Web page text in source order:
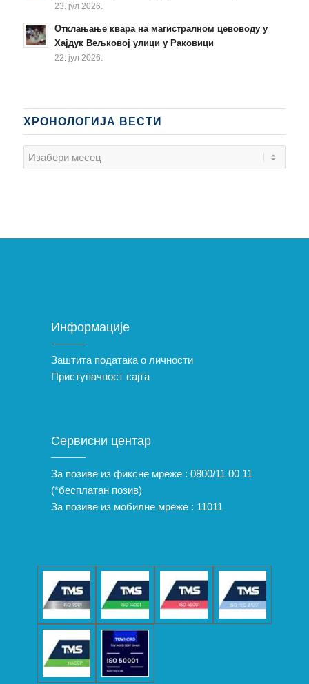
23. јул 2026.
Отклањање квара на магистралном цевоводу у
Хајдук Вељковој улици у Раковици
22. јул 2026.
ХРОНОЛОГИЈА ВЕСТИ
Информације
Заштита података о личности
Приступачност сајта
Сервисни центар
За позиве из фиксне мреже : 0800/11 00 11
(*бесплатан позив)
За позиве из мобилне мреже : 11011